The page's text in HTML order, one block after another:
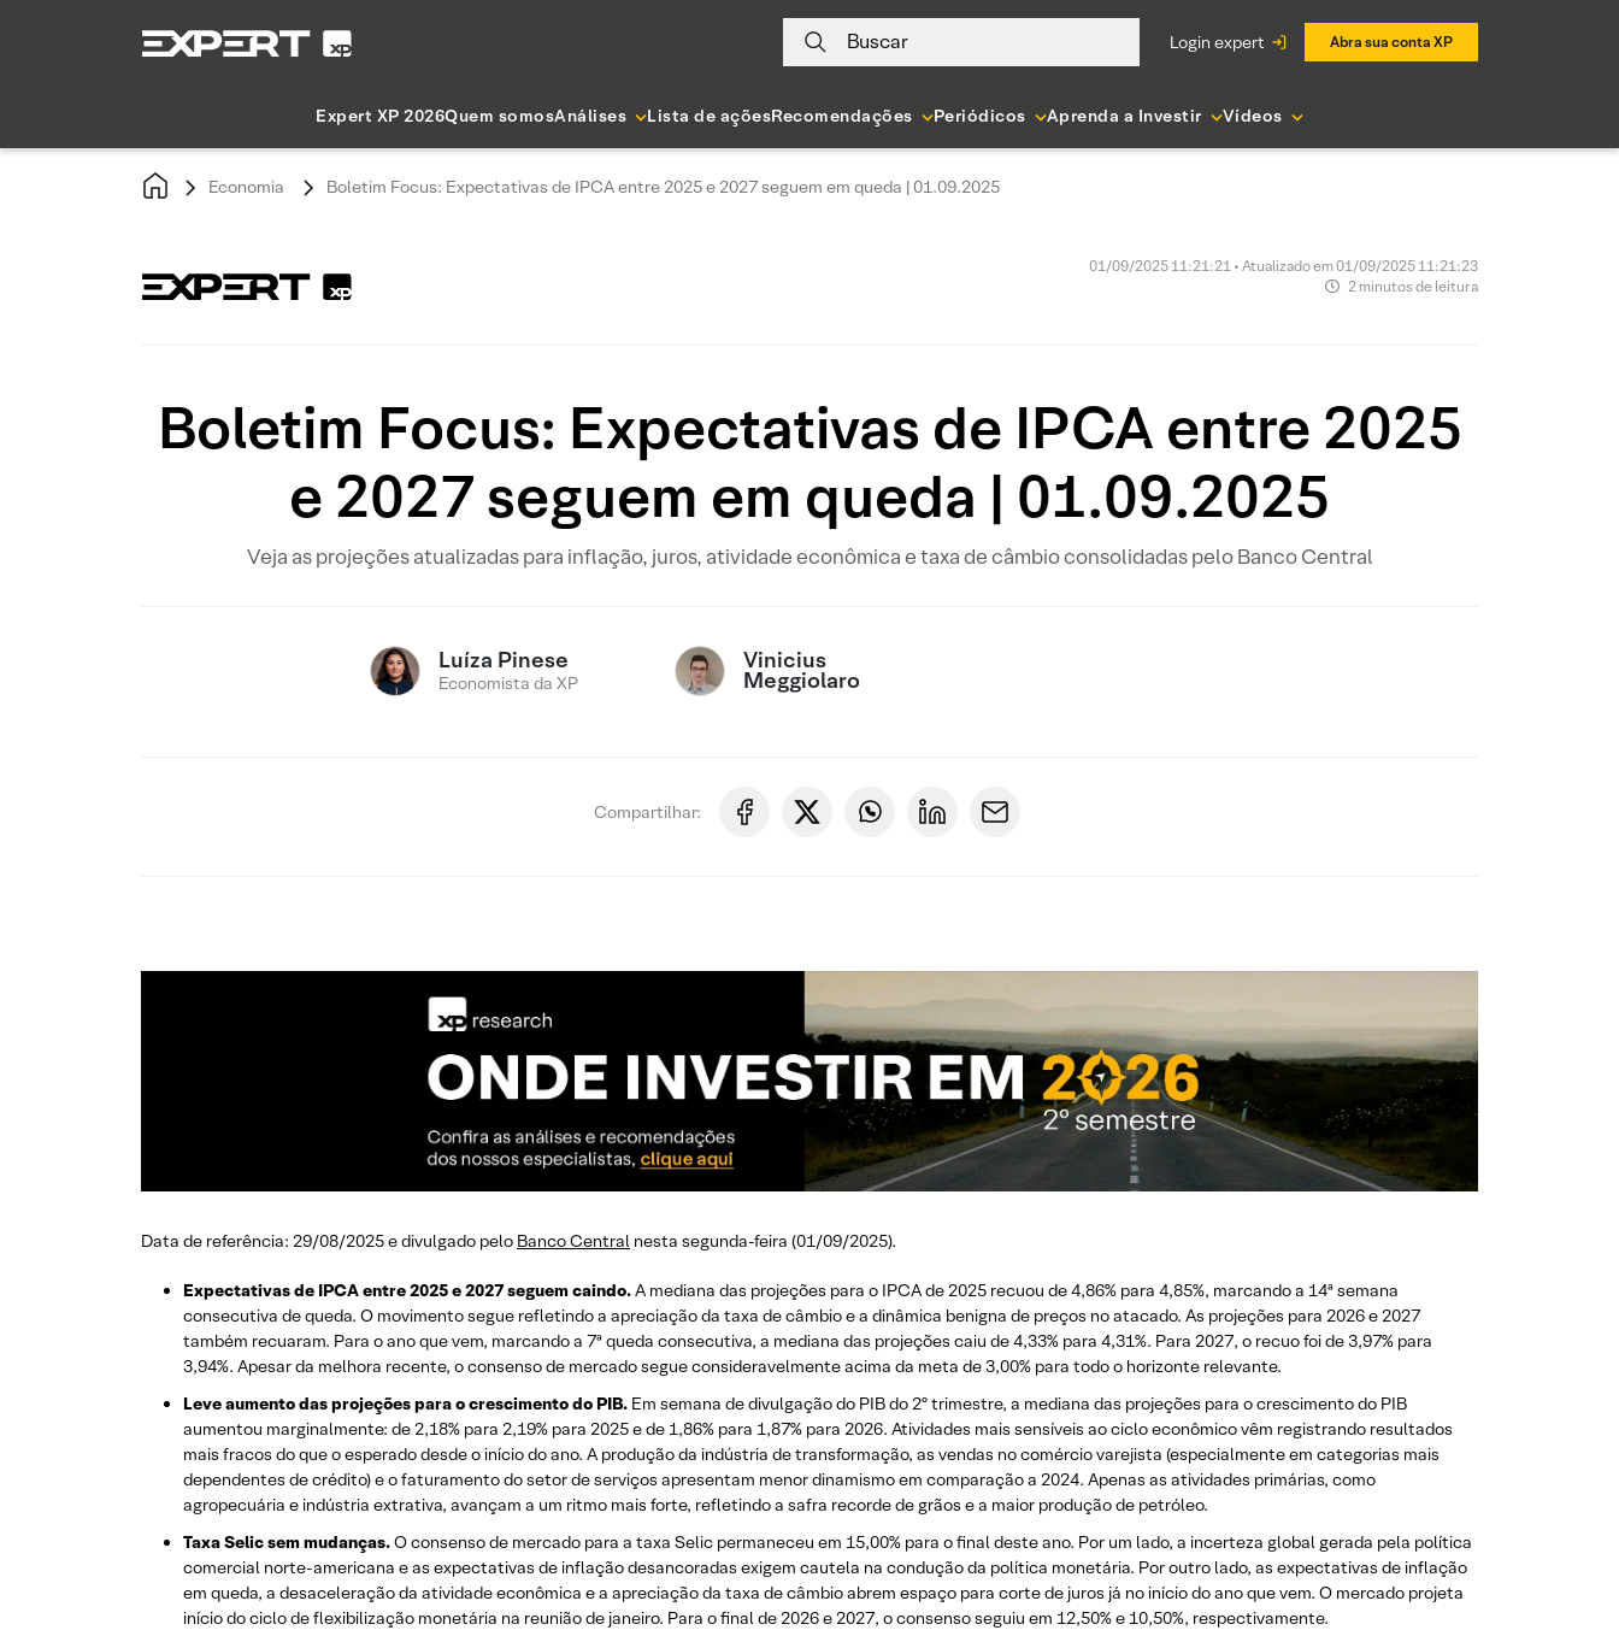
Buscar login expert Abra sua conta XP
Expert XP 2026Quem somosAnálises Lista de açõesRecomendações Periódicos Aprenda a Investir Vídeos
Economia Boletim Focus: Expectativas de IPCA entre 2025 e 2027 seguem em queda | 01.09.2025
01/09/2025 11:21:21 • Atualizado em 01/09/2025 11:21:23
2 minutos de leitura
Boletim Focus: Expectativas de IPCA entre 2025
e 2027 seguem em queda | 01.09.2025
Veja as projeções atualizadas para inflação, juros, atividade econômica e taxa de câmbio consolidadas pelo Banco Central
Luíza Pinese
Economista da XP
Vinicius
Meggiolaro
Compartilhar:
Data de referência: 29/08/2025 e divulgado pelo Banco Central nesta segunda-feira (01/09/2025).
Expectativas de IPCA entre 2025 e 2027 seguem caindo.A mediana das projeções para o IPCA de 2025 recuou de 4,86% para 4,85%, marcando a 14ª semana
consecutiva de queda. O movimento segue refletindo a apreciação da taxa de câmbio e a dinâmica benigna de preços no atacado. As projeções para 2026 e 2027
também recuaram. Para o ano que vem, marcando a 7ª queda consecutiva, a mediana das projeções caiu de 4,33% para 4,31%. Para 2027, o recuo foi de 3,97% para
3,94%. Apesar da melhora recente, o consenso de mercado segue consideravelmente acima da meta de 3,00% para todo o horizonte relevante.
Leve aumento das projeções para o crescimento do PIB. Em semana de divulgação do PIB do 2º trimestre, a mediana das projeções para o crescimento do PIB
aumentou marginalmente: de 2,18% para 2,19% para 2025 e de 1,86% para 1,87% para 2026. Atividades mais sensíveis ao ciclo econômico vêm registrando resultados
mais fracos do que o esperado desde o início do ano. A produção da indústria de transformação, as vendas no comércio varejista (especialmente em categorias mais
dependentes de crédito) e o faturamento do setor de serviços apresentam menor dinamismo em comparação a 2024. Apenas as atividades primárias, como
agropecuária e indústria extrativa, avançam a um ritmo mais forte, refletindo a safra recorde de grãos e a maior produção de petróleo.
Taxa Selic sem mudanças.O consenso de mercado para a taxa Selic permaneceu em 15,00% para o final deste ano. Por um lado, a incerteza global gerada pela política
comercial norte-americana e as expectativas de inflação desancoradas exigem cautela na condução da política monetária. Por outro lado, as expectativas de inflação
em queda, a desaceleração da atividade econômica e a apreciação da taxa de câmbio abrem espaço para corte de juros já no início do ano que vem. O mercado projeta
início do ciclo de flexibilização monetária na reunião de janeiro. Para o final de 2026 e 2027, o consenso seguiu em 12,50% e 10,50%, respectivamente.